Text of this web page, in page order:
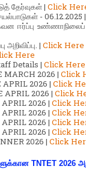
தேர்வுகள் | Click
- 06.12.2025 |
ஈர்ப்பு
| Click Here
Here
Details | Click Here
MARCH 2026 | Click
APRIL 2026 | Click
APRIL 2026 | Click
2026 | Click
2026 | Click
2026 | Click
2026 | Click
2026 | Click
TNTET 2026